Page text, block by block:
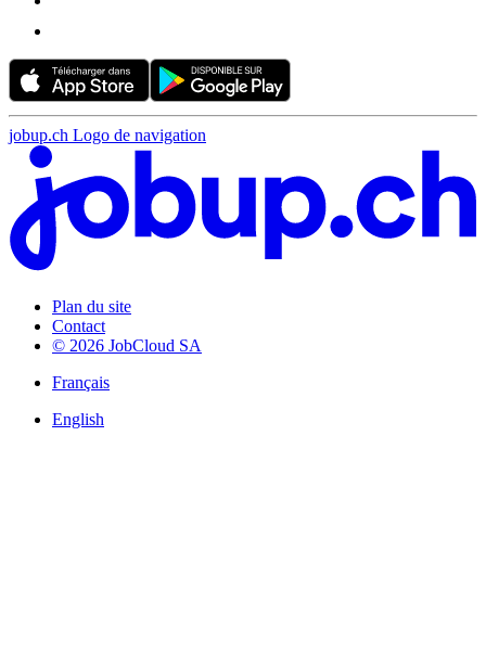
jobup.ch Logo de navigation
Plan du site
Contact
© 2026 JobCloud SA
Français
English